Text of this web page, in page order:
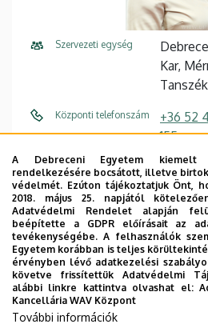
Szervezeti egység
Kar,
Tanszék
Központi telefonszám
+36 52
155
E-mail cím
Cím
4028
2-4
Épület
Emelet, ajtó 1.
Weboldal
A Debreceni Egyetem kiemelt
rendelkezésére bocsátott, illetve
védelmét. Ezúton tájékoztatjuk Önt,
2018. május 25. napjától
Adatvédelmi Rendelet alapján
beépítette a GDPR előírásait az
tevékenységébe. A felhasználók
Egyetem korábban is teljes
érvényben lévő adatkezelési
követve frissítettük Adatvédelmi
alábbi linkre kattintva olvashat el:
Kancellária WAV Központ
További információk